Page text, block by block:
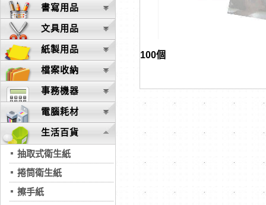
書寫用品
文具用品
紙製用品
檔案收納
事務機器
電腦耗材
生活百貨
抽取式衛生紙
捲筒衛生紙
擦手紙
100個